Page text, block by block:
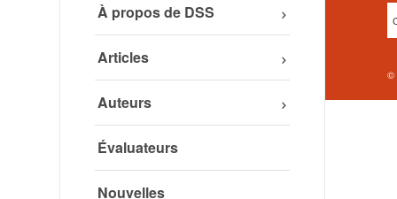
À propos de DSS
Articles
Auteurs
Évaluateurs
Nouvelles
©